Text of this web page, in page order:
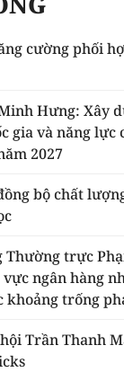
cường phối
Hưng: Xây
gia và năng lực
2027
bộ chất
Thường trực
ngân hàng
khoảng trống
Trần Thanh